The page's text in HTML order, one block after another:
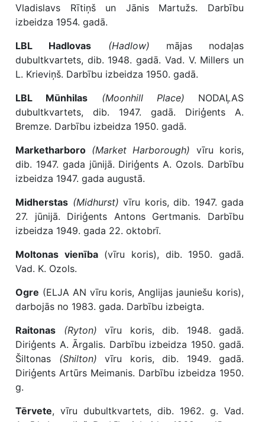
Vladislavs Rītiņš un Jānis Martužs. Darbību
izbeidza 1954. gadā.
LBL Hadlovas (Hadlow) mājas nodaļas
dubultkvartets, dib. 1948. gadā. Vad. V. Millers un
L. Krieviņš. Darbību izbeidza 1950. gadā.
LBL Mūnhilas
(Moonhill Place) NODAĻAS
dubultkvartets, dib. 1947. gadā. Diriģents A.
Bremze. Darbību izbeidza 1950. gadā.
Marketharboro (Market Harborough) vīru koris,
dib. 1947. gada jūnijā. Diriģents A. Ozols. Darbību
izbeidza 1947. gada augustā.
Midherstas (Midhurst) vīru koris, dib. 1947. gada
27. jūnijā. Diriģents Antons Gertmanis. Darbību
izbeidza 1949. gada 22. oktobrī.
Moltonas vienība(vīru koris), dib. 1950. gadā.
Vad. K. Ozols.
Ogre (ELJA AN vīru koris, Anglijas jauniešu koris),
darbojās no 1983. gada. Darbību izbeigta.
Raitonas
(Ryton) vīru koris, dib. 1948. gadā.
Diriģents A. Ārgalis. Darbību izbeidza 1950. gadā.
Šiltonas (Shilton) vīru koris, dib. 1949. gadā.
Diriģents Artūrs Meimanis. Darbību izbeidza 1950.
g.
Tērvete, vīru dubultkvartets, dib. 1962. g. Vad.